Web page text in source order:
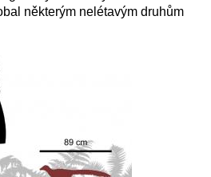
některým nelétavým druhům